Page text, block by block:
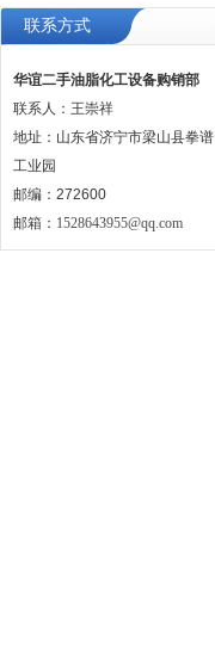
联系方式
华谊二手油脂化工设备购销部
联系人：王崇祥
地址：山东省济宁市梁山县拳谱
工业园
邮编：272600
邮箱： 1528643955@qq.com